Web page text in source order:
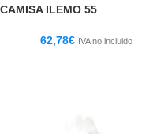
CAMISA ILEMO 55
62,78€ IVA no incluido